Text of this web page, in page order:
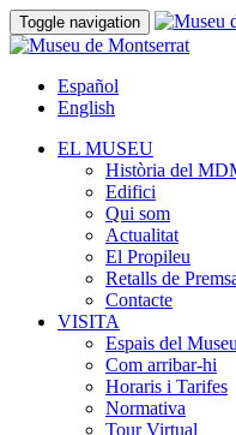
Toggle navigation
Español
English
EL MUSEU
Història del
Edifici
Qui som
Actualitat
El Propileu
Retalls de
Contacte
VISITA
Espais del Museu
Com arribar-hi
Horaris i Tarifes
Normativa
Tour Virtual